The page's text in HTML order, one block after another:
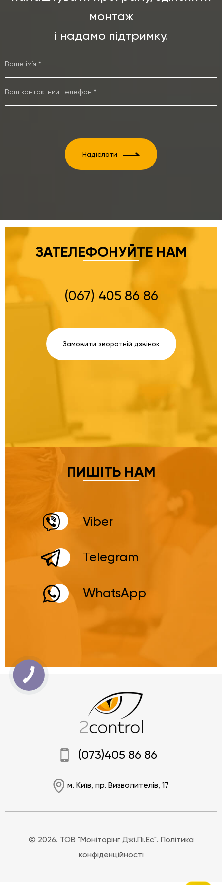
монтаж
і надамо підтримку.
Надіслати
ЗАТЕЛЕФОНУЙТЕ НАМ
(067) 405 86 86
Замовити зворотній дзвінок
ПИШІТЬ НАМ
Viber
Telegram
WhatsApp
(073)405 86 86
м. Київ, пр. Визволителів, 17
© 2026. ТОВ "Моніторінг Джі.Пі.Ес". Політика
конфіденційності